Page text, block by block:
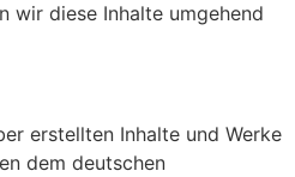
wir diese Inhalte umgehend
erstellten Inhalte und Werke
dem deutschen